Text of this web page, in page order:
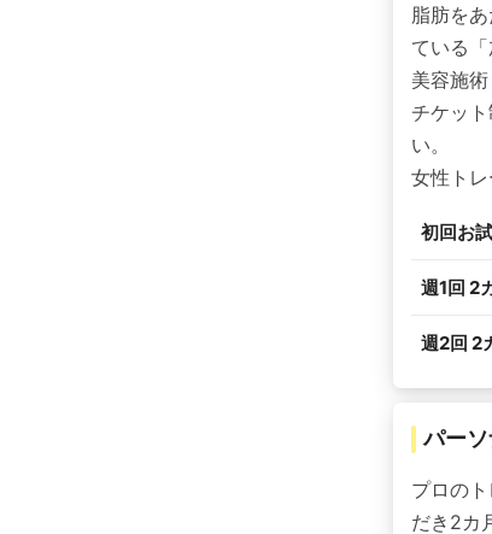
脂肪を
ている
美容施
チケッ
い。
女性ト
初回お
週1回 2
週2回 2
パー
プロの
だき2カ